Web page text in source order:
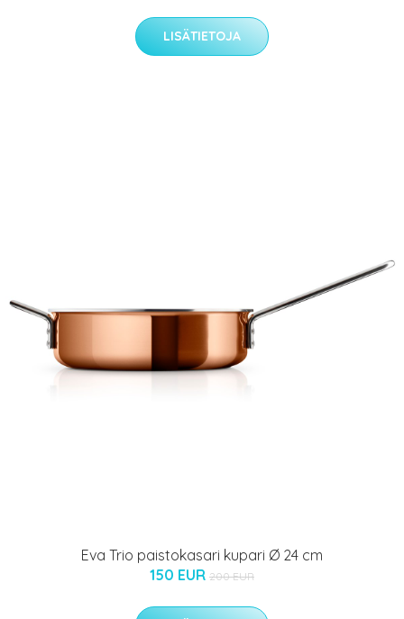
LISÄTIETOJA
Eva Trio paistokasari kupari Ø 24 cm
150 EUR 200 EUR